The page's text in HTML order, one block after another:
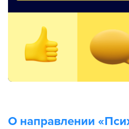
О направлении «